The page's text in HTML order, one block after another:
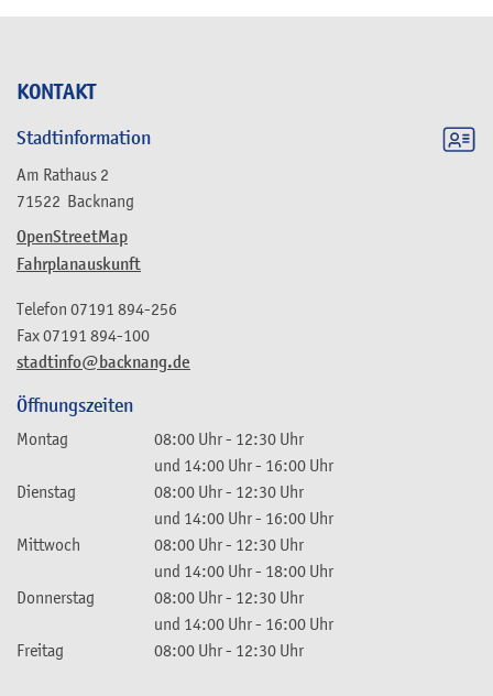
KONTAKT
Stadtinformation
Am Rathaus 2
71522 Backnang
OpenStreetMap
Fahrplanauskunft
stadtinfo@backnang.de
Telefon 07191 894-256
Fax07191 894-100
Öffnungszeiten
Montag 08:00 Uhr- 12:30 Uhr
und 14:00 Uhr- 16:00 Uhr
Dienstag
08:00 Uhr- 12:30 Uhr
und 14:00 Uhr- 16:00 Uhr
Mittwoch
08:00 Uhr- 12:30 Uhr
und 14:00 Uhr- 18:00 Uhr
Donnerstag
08:00 Uhr- 12:30 Uhr
und 14:00 Uhr- 16:00 Uhr
Freitag
08:00 Uhr- 12:30 Uhr